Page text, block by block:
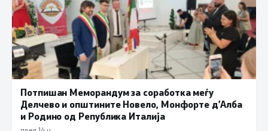
Потпишан Меморандум за соработка меѓу
Делчево и општините Новело, Монфорте д’Алба
и Родино од Република Италија